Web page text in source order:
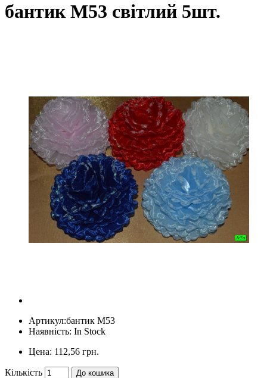
бантик М53 світлий 5шт.
Артикул:бантик М53
Наявність: In Stock
Цена: 112,56 грн.
Кількість До кошика